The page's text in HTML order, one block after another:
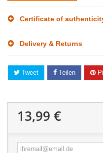
Certificate of
Delivery & Returns
Tweet Teilen
13,99 €